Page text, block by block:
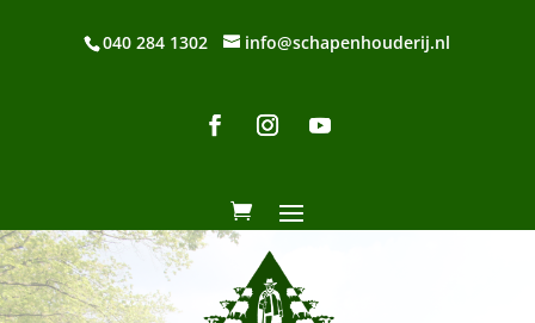
040 284 1302 info@schapenhouderij.nl